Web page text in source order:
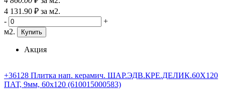
4 131 .90 ₽ за м2.
-
+
м2.
Купить
Акция
+36128 Плитка нап. керамич. ШАР.ЭДВ.КРЕ.ДЕЛИК.60X120
ПАТ, 9мм, 60x120 (610015000583)